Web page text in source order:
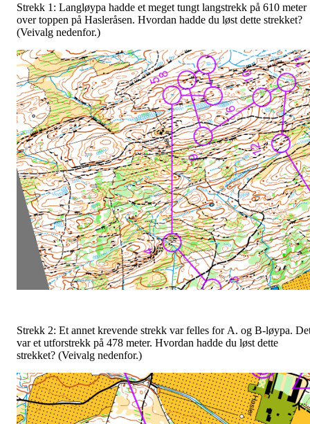
Strekk 1: Langløypa hadde et meget tungt langstrekk på 610 meter
over toppen på Hasleråsen. Hvordan hadde du løst dette strekket?
(Veivalg nedenfor.)
Strekk 2: Et annet krevende strekk var felles for A. og B-løypa.
var et utforstrekk på 478 meter. Hvordan hadde du løst dette
strekket? (Veivalg nedenfor.)